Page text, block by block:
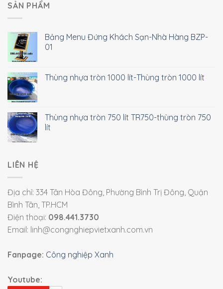
SẢN PHẨM
Bảng Menu Đứng Khách Sạn-Nhà Hàng BZP-
01
Thùng nhựa tròn 1000 lít-Thùng tròn 1000 lít
Thùng nhựa tròn 750 lít TR750-thùng tròn 750
lít
LIÊN HỆ
Địa chỉ: 334 Tân Hòa Đông, Phường Bình Trị Đông, Quận
Bình Tân, TP.HCM
Điện thoại: 098.441.3730
Email: linh@congnghiepvietxanh.com.vn
Fanpage: Công nghiệp Xanh
Youtube: